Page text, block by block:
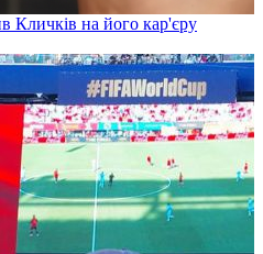
Кличків на його кар'єру